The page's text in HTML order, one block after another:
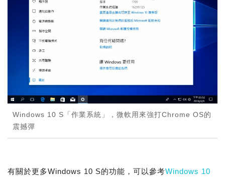
Windows 10 S「作業系統」，微軟用來強打Chrome OS的
震撼彈
有關於更多Windows 10 S的功能，可以參考Windows 10